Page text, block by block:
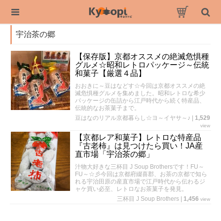
宇治茶の郷
【保存版】京都オススメの絶滅危惧種
グルメ☆昭和レトロパッケージ～伝統
和菓子【厳選４品】
おおきに～豆はなどす☆今回は京都オススメの絶
滅危惧種グルメを集めました。昭和レトロな希少
パッケージの缶詰から江戸時代から続く特産品、
伝統的なお茶菓子まで。
豆はなのリアル京都暮らし☆ヨ～イヤサ～♪
1,529
view
【京都レア和菓子】レトロな特産品
『古老柿』は見つけたら買い！JA産
直市場「宇治茶の郷」
汁物大好きな三杯目 J Soup Brothersです！FU～
FU～☆彡今回は京都府綴喜郡、お茶の京都で知ら
れる宇治田原の産直市場で江戸時代から伝わるジ
ャケ買い必至、レトロなお茶菓子を発見。
三杯目 J Soup Brothers
1,456 view